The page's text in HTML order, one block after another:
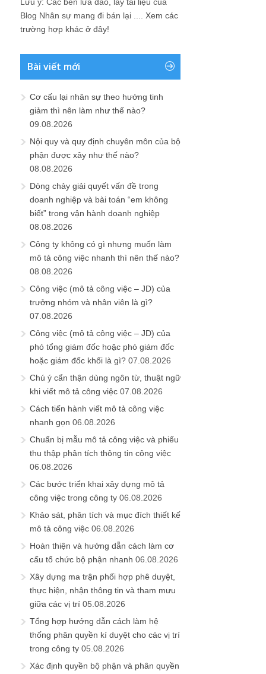
Blog Nhân sự mang đi bán lại .... Xem các
trường hợp khác ở đây!
Bài viết mới
Cơ cấu lại nhân sự theo hướng tinh
giảm thì nên làm như thế nào?
09.08.2026
Nội quy và quy định chuyên môn của bộ
phận được xây như thế nào?
08.08.2026
Dòng chảy giải quyết vấn đề trong
doanh nghiệp và bài toán “em không
biết” trong vận hành doanh nghiệp
08.08.2026
Công ty không có gì nhưng muốn làm
mô tả công việc nhanh thì nên thế nào?
08.08.2026
Công việc (mô tả công việc – JD) của
trưởng nhóm và nhân viên là gì?
07.08.2026
Công việc (mô tả công việc – JD) của
phó tổng giám đốc hoặc phó giám đốc
hoặc giám đốc khối là gì? 07.08.2026
Chú ý cẩn thận dùng ngôn từ, thuật ngữ
khi viết mô tả công việc 07.08.2026
Cách tiến hành viết mô tả công việc
nhanh gọn 06.08.2026
Chuẩn bị mẫu mô tả công việc và phiếu
thu thập phân tích thông tin công việc
06.08.2026
Các bước triển khai xây dựng mô tả
công việc trong công ty 06.08.2026
Khảo sát, phân tích và mục đích thiết kế
mô tả công việc 06.08.2026
Hoàn thiện và hướng dẫn cách làm cơ
cấu tổ chức bộ phận nhanh 06.08.2026
Xây dựng ma trận phối hợp phê duyệt,
thực hiện, nhận thông tin và tham mưu
giữa các vị trí 05.08.2026
Tổng hợp hướng dẫn cách làm hệ
thống phân quyền kí duyệt cho các vị trí
trong công ty 05.08.2026
Xác định quyền bộ phận và phân quyền